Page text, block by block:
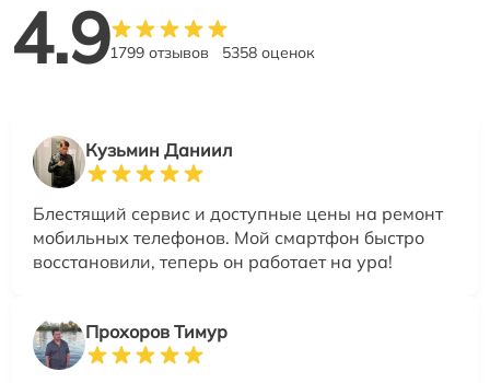
4.91799 отзывов 5358 оценок
Кузьмин Даниил
Блестящий сервис и доступные цены на ремонт
мобильных телефонов. Мой смартфон быстро
восстановили, теперь он работает на ура!
Прохоров Тимур